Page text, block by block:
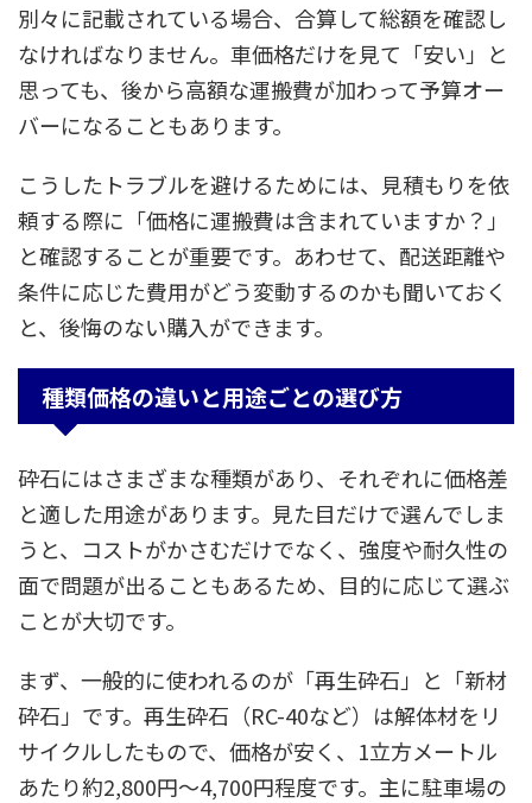
別々に記載されている場合、合算して総額を確認し
なければなりません。車価格だけを見て「安い」と
思っても、後から高額な運搬費が加わって予算オー
バーになることもあります。
こうしたトラブルを避けるためには、見積もりを依
頼する際に「価格に運搬費は含まれていますか？」
と確認することが重要です。あわせて、配送距離や
条件に応じた費用がどう変動するのかも聞いておく
と、後悔のない購入ができます。
種類価格の違いと用途ごとの選び方
砕石にはさまざまな種類があり、それぞれに価格差
と適した用途があります。見た目だけで選んでしま
うと、コストがかさむだけでなく、強度や耐久性の
面で問題が出ることもあるため、目的に応じて選ぶ
ことが大切です。
まず、一般的に使われるのが「再生砕石」と「新材
砕石」です。再生砕石（RC-40など）は解体材をリ
サイクルしたもので、価格が安く、1立方メートル
あたり約2,800円〜4,700円程度です。主に駐車場の